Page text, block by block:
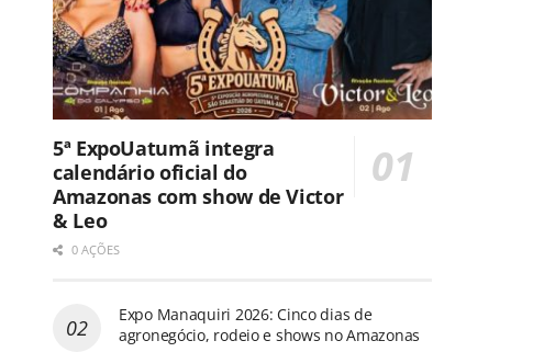
5ª ExpoUatumã integra
calendário oficial do
Amazonas com show de Victor
& Leo
0 AÇÕES
Expo Manaquiri 2026: Cinco dias de
agronegócio, rodeio e shows no Amazonas